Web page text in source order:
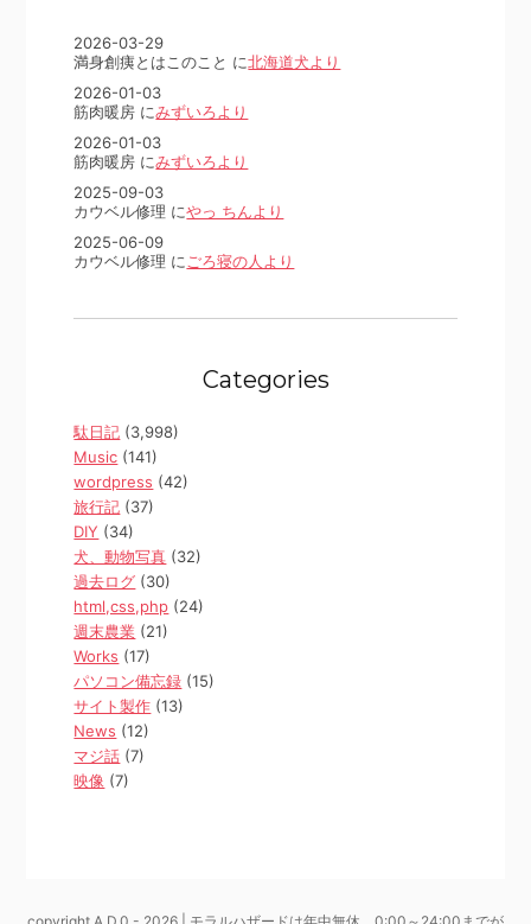
2026-03-29
満身創痍とはこのこと に北海道犬より
2026-01-03
筋肉暖房 にみずいろより
2026-01-03
筋肉暖房 にみずいろより
2025-09-03
カウベル修理 にやっ ちんより
2025-06-09
カウベル修理 に ごろ寝の人より
Categories
駄日記 (3,998)
Music (141)
wordpress (42)
旅行記 (37)
DIY (34)
犬、動物写真 (32)
過去ログ (30)
html,css,php (24)
週末農業 (21)
Works (17)
パソコン備忘録 (15)
サイト製作 (13)
News (12)
マジ話 (7)
映像 (7)